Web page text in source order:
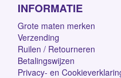
INFORMATIE
Grote maten merken
Verzending
Ruilen / Retourneren
Betalingswijzen
Privacy- en